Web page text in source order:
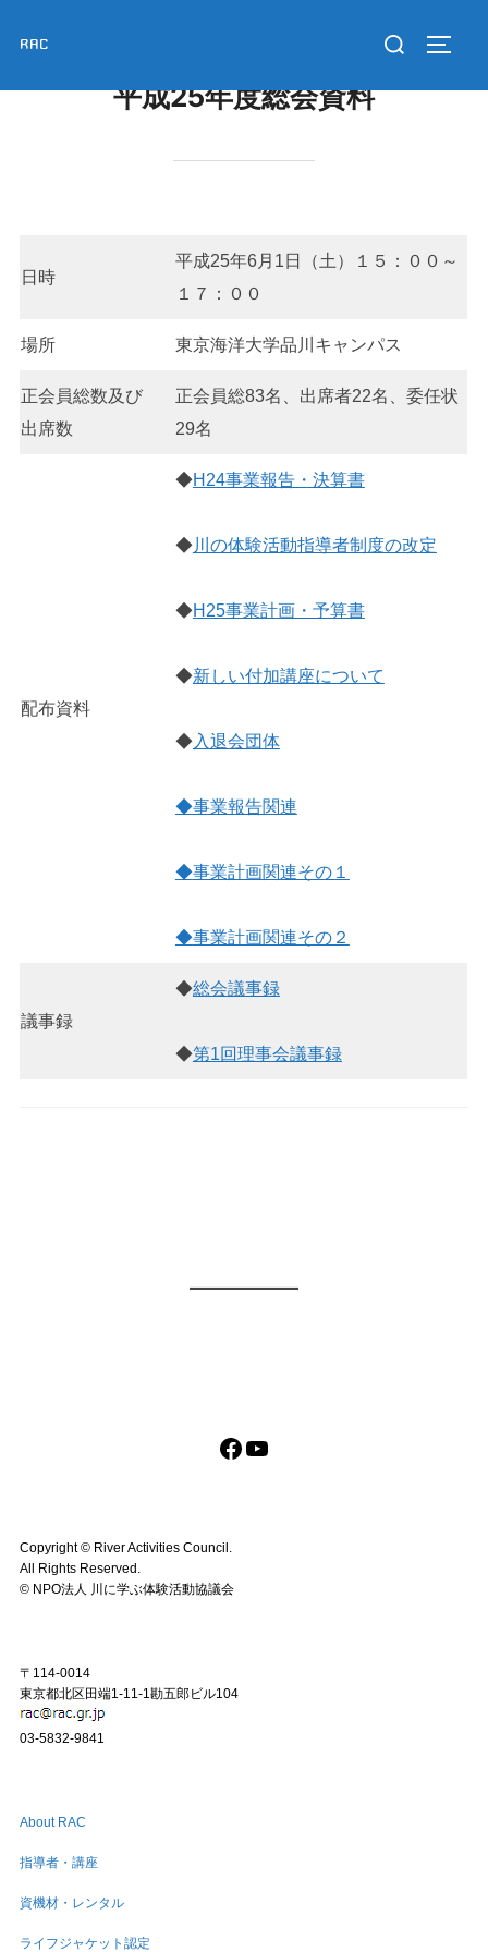
RAC
検
対
平成25年度総会資料
日時
平成25年6月1日（土）１５：００～
１７：００
場所 東京海洋大学品川キャンパス
正会員総数及び
出席数
正会員総83名、出席者22名、委任状
29名
配布資料
◆H24事業報告・決算書
◆川の体験活動指導者制度の改定
◆H25事業計画・予算書
◆新しい付加講座について
◆入退会団体
◆事業報告関連
◆事業計画関連その１
◆事業計画関連その２
議事録
◆総会議事録
◆第1回理事会議事録
Facebook
YouTube
Copyright ©︎ River Activities Council.
All Rights Reserved.
©︎ NPO法人 川に学ぶ体験活動協議会
〒114-0014
東京都北区田端1-11-1勘五郎ビル104
03-5832-9841
About RAC
指導者・講座
資機材・レンタル
ライフジャケット認定